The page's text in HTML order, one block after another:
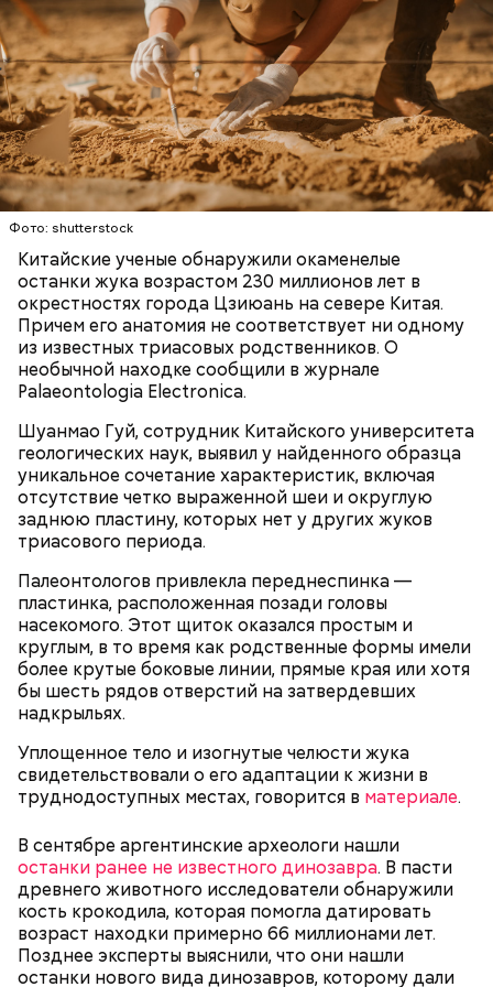
Фото: shutterstock
Китайские ученые обнаружили окаменелые
останки жука возрастом 230 миллионов лет в
окрестностях города Цзиюань на севере Китая.
Причем его анатомия не соответствует ни одному
из известных триасовых родственников. О
необычной находке сообщили в журнале
Palaeontologia Electronica.
Шуанмао Гуй, сотрудник Китайского университета
геологических наук, выявил у найденного образца
уникальное сочетание характеристик, включая
отсутствие четко выраженной шеи и округлую
заднюю пластину, которых нет у других жуков
триасового периода.
Палеонтологов привлекла переднеспинка —
пластинка, расположенная позади головы
насекомого. Этот щиток оказался простым и
круглым, в то время как родственные формы имели
более крутые боковые линии, прямые края или хотя
бы шесть рядов отверстий на затвердевших
надкрыльях.
Уплощенное тело и изогнутые челюсти жука
свидетельствовали о его адаптации к жизни в
труднодоступных местах, говорится в материале.
В сентябре аргентинские археологи нашли
останки ранее не известного динозавра. В пасти
древнего животного исследователи обнаружили
кость крокодила, которая помогла датировать
возраст находки примерно 66 миллионами лет.
Позднее эксперты выяснили, что они нашли
останки нового вида динозавров, которому дали
Фото: Shutterstock
Главная особенность острова Сокотра —
драконовые деревья, которые растут только здесь.
Внешне они напоминают большие грибы, а
драконовыми их называют из-за красного цвета
смолы, которую местные жители сравнивают с
кровью дракона. Они же используют ее в
медицинских целях и красят ей ткань и волосы.
К тому же здесь водятся редкие виды животных и
других растений, которых в мире больше нигде не
встретить. На Сокотре также есть горы,
известняковое плато и прибрежные равнины,
которые дополняют «внеземную» атмосферу.
Он находился на посту менеджера, занимался
наймом персонала и продажей продуктов. В 2000
году Балмер сменил Билла Гейтса на посту
генерального директора. Им он оставался до 2014
года, после чего ушел с поста, но остался
держателем акций компании. Сейчас его состояние
Сергей Брин
Фото: World Economic Forum / CC BY-NC-SA 2.0
МГУ, а мать была научным сотрудником в
Институте нефти и газа. Когда Сергею было шесть
лет, семья иммигрировала в США.